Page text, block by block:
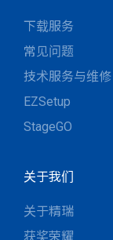
下载服务
常见问题
技术服务与维修
EZSetup
StageGO
关于我们
关于精瑞
获奖荣耀